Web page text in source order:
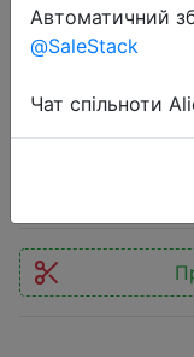
Мужские
Пирамида /
Автоматичний
@SaleStack
Чат спільноти